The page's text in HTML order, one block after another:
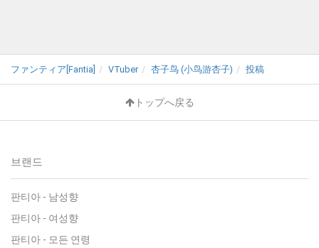
ファンティア[Fantia] VTuber 杏子鸟 (小鸟游杏子) 投稿
トップへ戻る
브랜드
판티아 - 남성향
판티아 - 여성향
판티아 - 모든 연령